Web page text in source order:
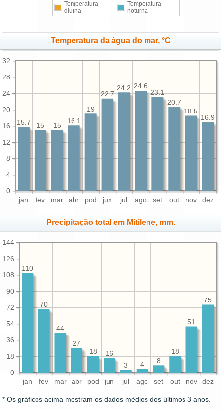
Temperatura
diurna
Temperatura
noturna
Temperatura da água do mar, °C
jan fev mar abr pod jun jul ago set out nov dez
0
4
8
12
16
20
24
28
32
16.9
18.5
20.7
23.1
24.6
24.2
22.7
19
16.1
15
15
15.7
Precipitação total em Mitilene, mm.
jan fev mar abr pod jun jul ago set out nov dez
0
18
36
54
72
90
108
126
144
75
51
18
8
4
3
16
18
27
44
70
110
* Os gráficos acima mostram os dados médios dos últimos 3 anos.